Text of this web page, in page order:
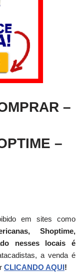
–
–
em sites como
Shoptime,
nesses locais é
a venda é
CLICANDO AQUI!